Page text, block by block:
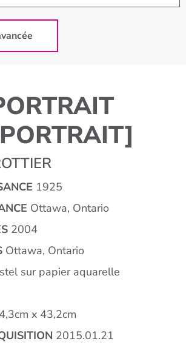
1925
Ottawa, Ontario
2004
Ottawa, Ontario
sur papier aquarelle
x 43,2cm
2015.01.21